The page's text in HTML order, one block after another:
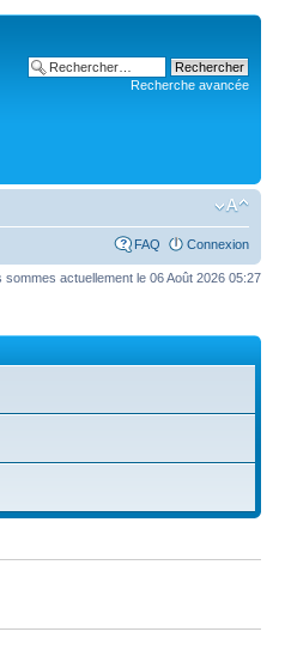
Recherche avancée
FAQ Connexion
sommes actuellement le 06 Août 2026 05:27